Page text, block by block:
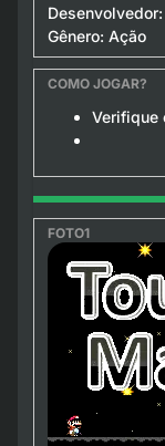
Gênero: Ação
Verifique